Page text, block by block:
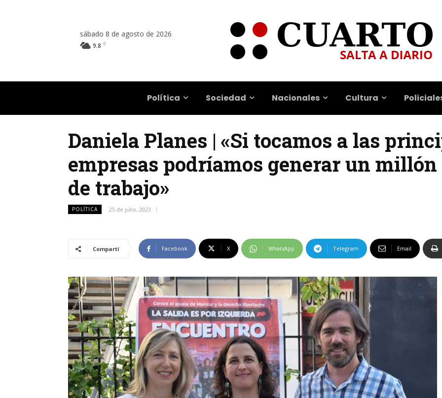
sábado 8 de agosto de 2026
9.8 C
Política Sociedad Nacionales Cultura
Daniela Planes | «Si tocamos a las
empresas podríamos generar un millón
de trabajo»
POLÍTICA 25 de julio, 2023
Compartí Facebook X WhatsApp Telegram Email